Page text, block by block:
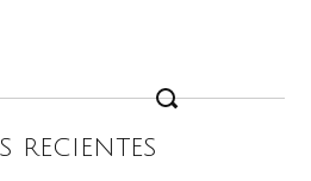
RECIENTES